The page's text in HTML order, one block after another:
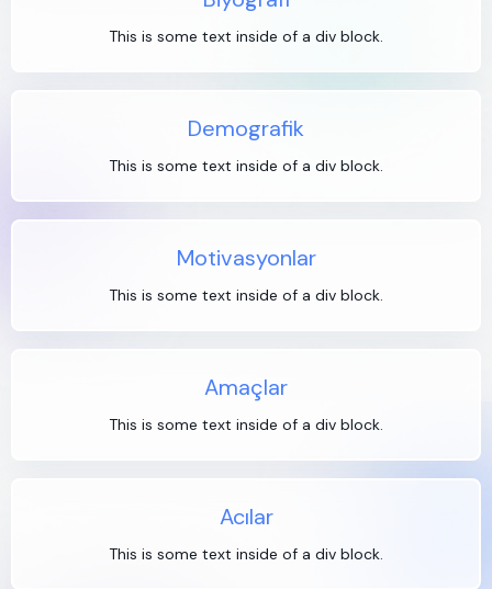
This is some text inside of a div block.
Demografik
This is some text inside of a div block.
Motivasyonlar
This is some text inside of a div block.
Amaçlar
This is some text inside of a div block.
Acılar
This is some text inside of a div block.